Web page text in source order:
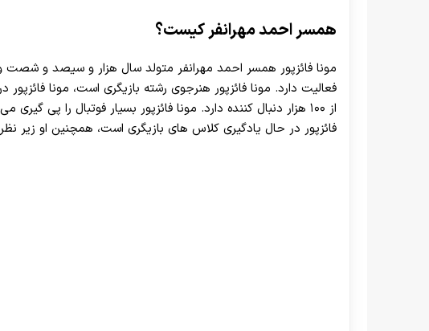
همسر احمد مهرانفر کیست؟
مونا فائزپور همسر احمد مهرانفر متولد سال هزار و سیصد و شصت
فعالیت دارد. مونا فائزپور هنرجوی رشته بازیگری است، مونا فائزپور
از ۱۰۰ هزار دنبال کننده دارد. مونا فائزپور بسیار فوتبال را پی
فائزپور در حال یادگیری کلاس های بازیگری است، همچنین او زیر